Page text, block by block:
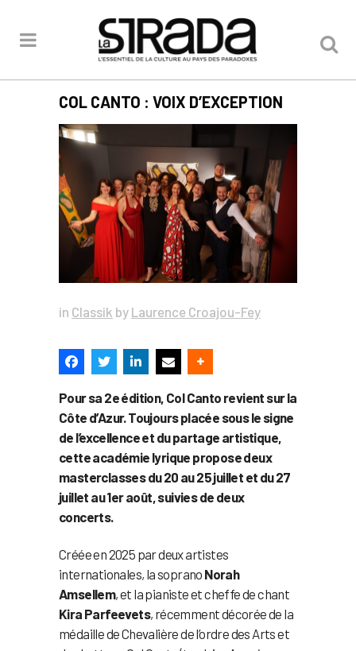
COL CANTO : VOIX D’EXCEPTION
in Classik by Laurence Croajou-Fey
Pour sa 2e édition, Col Canto revient sur la
Côte d’Azur. Toujours placée sous le signe
de l’excellence et du partage artistique,
cette académie lyrique propose deux
masterclasses du 20 au 25 juillet et du 27
juillet au 1er août, suivies de deux
concerts.
Créée en 2025 par deux artistes
internationales, la soprano Norah
Amsellem, et la pianiste et cheffe de chant
Kira Parfeevets, récemment décorée de la
médaille de Chevalière de l’ordre des Arts et